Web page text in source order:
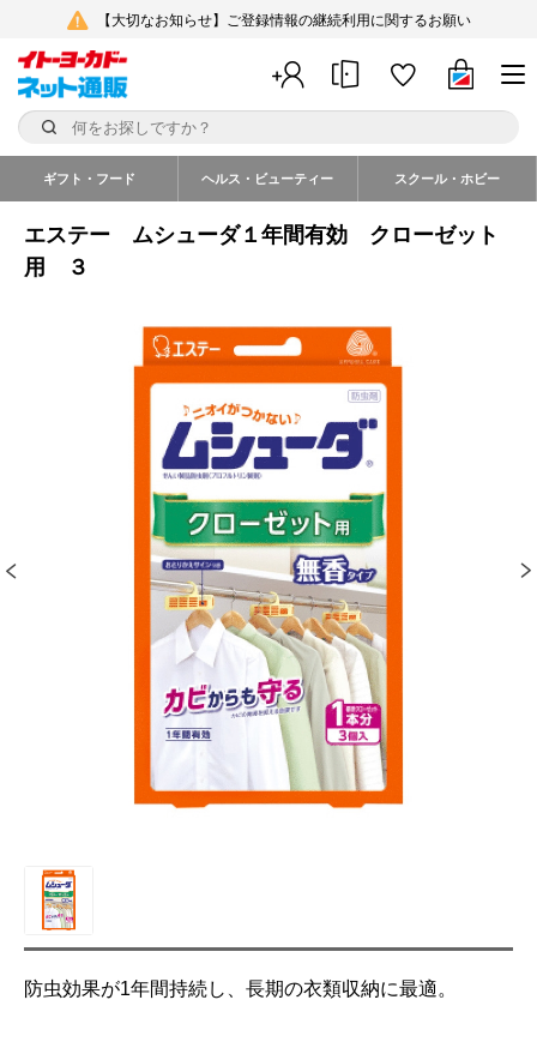
【大切なお知らせ】ご登録情報の継続利用に関するお願い
ギフト・フード ヘルス・ビューティー スクール・ホビー
エステー ムシューダ１年間有効 クローゼット
用 ３
防虫効果が1年間持続し、長期の衣類収納に最適。